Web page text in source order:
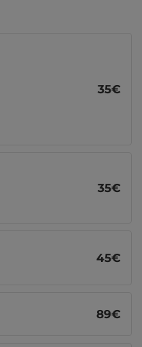
35€
35€
45€
89€